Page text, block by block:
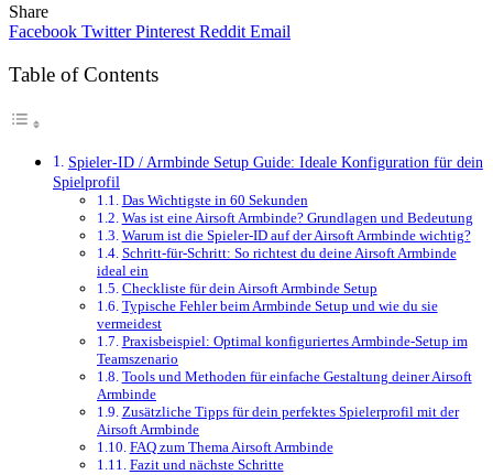
Share
Facebook Twitter Pinterest Reddit Email
Table of Contents
Spieler-ID / Armbinde Setup Guide: Ideale Konfiguration für dein
Spielprofil
Das Wichtigste in 60 Sekunden
Was ist eine Airsoft Armbinde? Grundlagen und Bedeutung
Warum ist die Spieler-ID auf der Airsoft Armbinde wichtig?
Schritt-für-Schritt: So richtest du deine Airsoft Armbinde
ideal ein
Checkliste für dein Airsoft Armbinde Setup
Typische Fehler beim Armbinde Setup und wie du sie
vermeidest
Praxisbeispiel: Optimal konfiguriertes Armbinde-Setup im
Teamszenario
Tools und Methoden für einfache Gestaltung deiner Airsoft
Armbinde
Zusätzliche Tipps für dein perfektes Spielerprofil mit der
Airsoft Armbinde
FAQ zum Thema Airsoft Armbinde
Fazit und nächste Schritte